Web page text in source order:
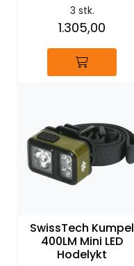
3 stk.
1.305,00
SwissTech Kumpel
400LM Mini LED
Hodelykt